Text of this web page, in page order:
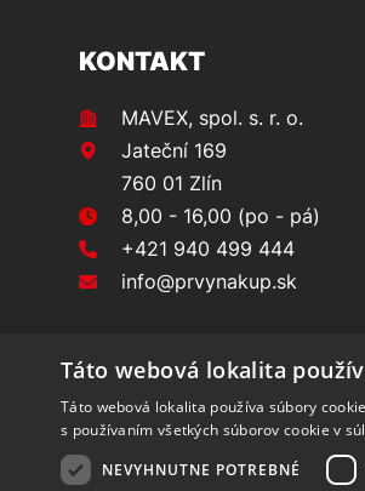
KONTAKT
MAVEX, spol. s. r. o.
Jateční 169
760 01 Zlín
8,00 - 16,00 (po - pá)
+421 940 499 444
info@prvynakup.sk
Táto webová lokalita
Táto webová lokalita používa súbory
s používaním všetkých súborov cookie v
NEVYHNUTNE POTREBNÉ